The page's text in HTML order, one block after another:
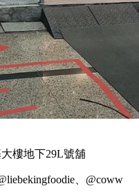
樓地下29L號舖
、@coww